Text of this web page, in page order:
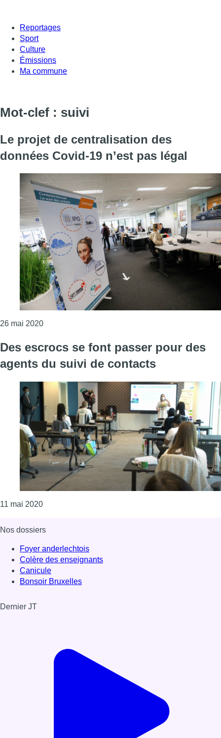
Reportages
Sport
Culture
Émissions
Ma commune
Mot-clef : suivi
Le projet de centralisation des
données Covid-19 n’est pas légal
26 mai 2020Consulter l'article "Le projet de centralisation des
Des escrocs se font passer pour des
agents du suivi de contacts
11 mai 2020Consulter l'article "Des escrocs se font passer
Nos dossiers
Foyer anderlechtois
Colère des enseignants
Canicule
Bonsoir Bruxelles
Dernier JT